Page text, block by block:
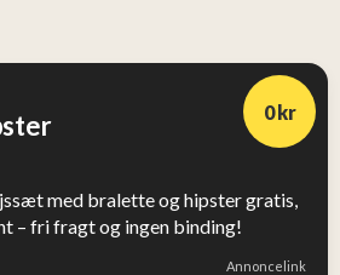
0 kr
med bralette og hipster gratis,
– fri fragt og ingen binding!
Annoncelink